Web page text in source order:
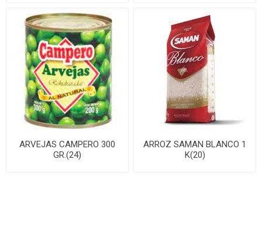
ARVEJAS CAMPERO 300
GR.(24)
ARROZ SAMAN BLANCO 1
K(20)